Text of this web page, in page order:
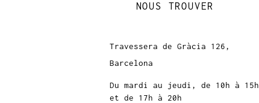
NOUS TROUVER
Travessera de Gràcia 126,
Barcelona
Du mardi au jeudi, de 10h à 15h
et de 17h à 20h